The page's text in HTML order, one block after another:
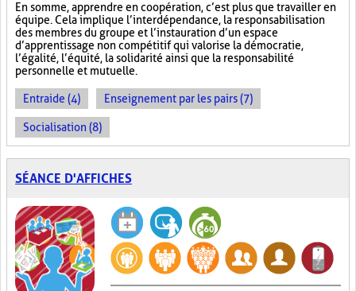
En somme, apprendre en coopération, c’est plus que travailler en
équipe. Cela implique l’interdépendance, la responsabilisation
des membres du groupe et l’instauration d’un espace
d’apprentissage non compétitif qui valorise la démocratie,
l’égalité, l’équité, la solidarité ainsi que la responsabilité
personnelle et mutuelle.
Entraide (4) Enseignement par les pairs (7)
Socialisation (8)
SÉANCE D'AFFICHES